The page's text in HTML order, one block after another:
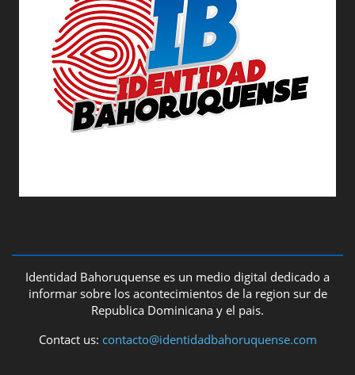
Identidad Bahoruquense es un medio digital dedicado a
informar sobre los acontecimientos de la region sur de
Republica Dominicana y el pais.
Contact us: contacto@identidadbahoruquense.com